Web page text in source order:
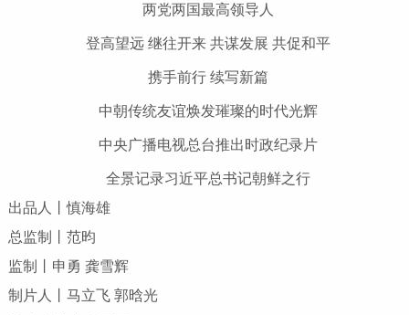
两党两国最高领导人
登高望远 继往开来 共谋发展 共促和平
携手前行 续写新篇
中朝传统友谊焕发璀璨的时代光辉
中央广播电视总台推出时政纪录片
全景记录习近平总书记朝鲜之行
出品人丨慎海雄
总监制丨范昀
监制丨申勇 龚雪辉
制片人丨马立飞 郭晗光